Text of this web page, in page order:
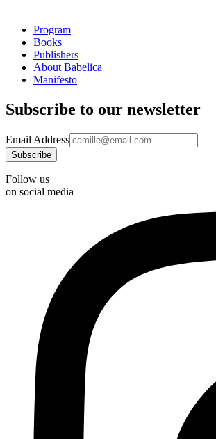
Program
Books
Publishers
About Babelica
Manifesto
Subscribe to our newsletter
Email Address
Follow us
on social media